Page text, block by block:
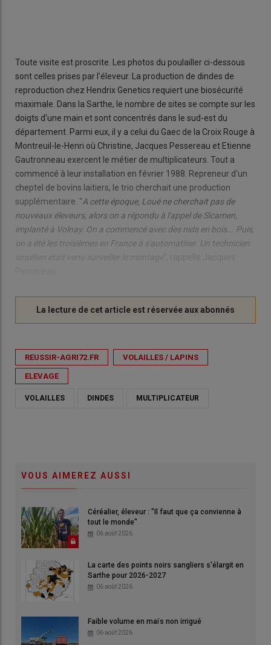
Toute visite est proscrite. Les photos du poulailler ci-dessous
sont celles prises par l'éleveur. La production de dindes de
reproduction chez Hendrix Genetics requiert une biosécurité
maximale. Dans la Sarthe, le nombre de sites se compte sur les
doigts d'une main et sont concentrés dans le sud-est du
département. Parmi eux, il y a celui du Gaec de la Croix Rouge à
Montreuil-le-Henri où Christine, Jacques Pessereau et Etienne
Gautronneau exercent le métier de multiplicateurs. Tout a
commencé à leur installation en février 1988. Repreneur d'un
cheptel de bovins laitiers, le trio cherchait une production
supplémentaire. "A cette époque, Loué ne cherchait pas de
nouveaux éleveurs, alors on a répondu à l'appel de Sicamen,
implanté à Volnay. On a commencé avec des nids en bois... Puis,
on a été les troisièmes en France à s'automatiser. Un technicien
", rappelle Jacques
REUSSIR-AGRI72.FR VOLAILLES / LAPINS
ELEVAGE
VOLAILLES DINDES MULTIPLICATEUR
VOUS AIMEREZ AUSSI
Céréalier, éleveur : "Il faut que ça convienne à
tout le monde"
06 août 2026
La carte des points noirs sangliers s'élargit en
Sarthe pour 2026-2027
06 août 2026
Faible volume en maïs non irrigué
06 août 2026